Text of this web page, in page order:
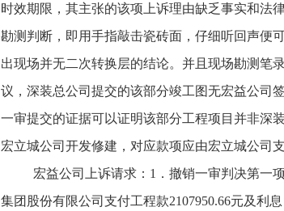
时效期限，其主张的该项上诉理由缺乏事实和法
勘测判断，即用手指敲击瓷砖面，仔细听回声便
出现场并无二次转换层的结论。并且现场勘测笔
议，深装总公司提交的该部分竣工图无宏益公司
一审提交的证据可以证明该部分工程项目并非深
宏立城公司开发修建，对应款项应由宏立城公司
宏益公司上诉请求：1．撤销一审判决第一
集团股份有限公司支付工程款2107950.66元及利